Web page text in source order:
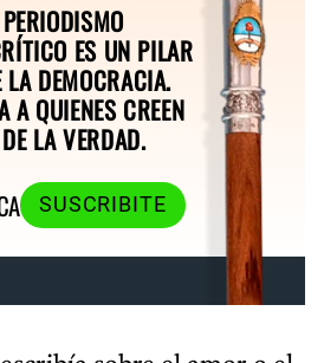
ES UN PILAR
LA DEMOCRACIA.
A QUIENES CREEN
LA VERDAD.
SUSCRIBITE